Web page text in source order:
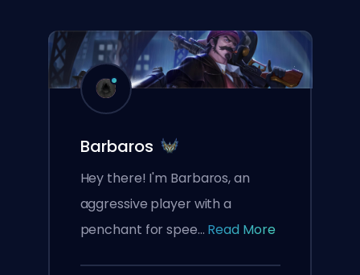
Barbaros
Hey there! I'm Barbaros, an
aggressive player with a
penchant for spee... Read More